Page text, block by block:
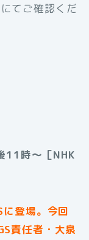
てご確認くだ
時～［NHK
登場。今回
責任者・大泉